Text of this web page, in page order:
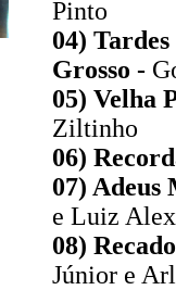
Pinto
04)
Grosso -
05) Velha
Ziltinho
06)
07) Adeus
e Luiz Alex
08)
Júnior e